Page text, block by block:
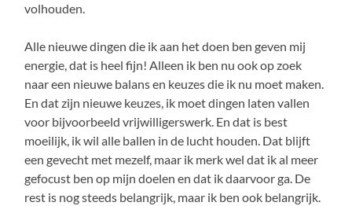
volhouden.
Alle nieuwe dingen die ik aan het doen ben geven mij
energie, dat is heel fijn! Alleen ik ben nu ook op zoek
naar een nieuwe balans en keuzes die ik nu moet maken.
En dat zijn nieuwe keuzes, ik moet dingen laten vallen
voor bijvoorbeeld vrijwilligerswerk. En dat is best
moeilijk, ik wil alle ballen in de lucht houden. Dat blijft
een gevecht met mezelf, maar ik merk wel dat ik al meer
gefocust ben op mijn doelen en dat ik daarvoor ga. De
rest is nog steeds belangrijk, maar ik ben ook belangrijk.